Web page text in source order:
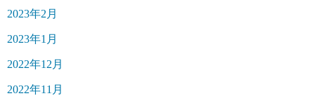
2023年2月
2023年1月
2022年12月
2022年11月